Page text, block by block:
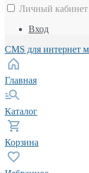
Личный кабинет
Вход
CMS для интернет
Главная
Каталог
Корзина